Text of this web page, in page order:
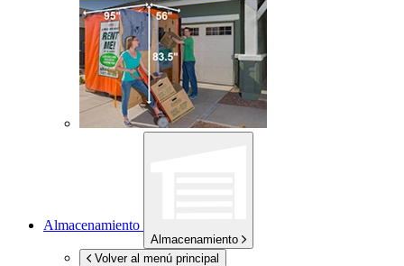
Almacenamiento
Almacenamiento
Volver al menú principal